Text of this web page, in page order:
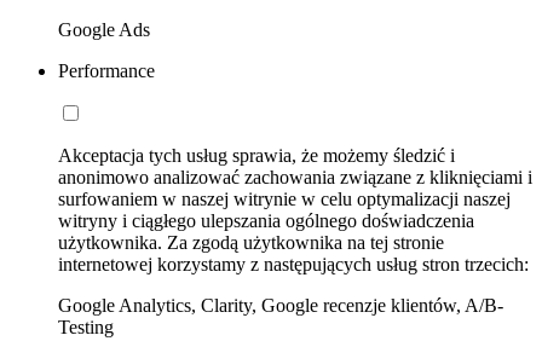
Google Ads
Performance
Akceptacja tych usług sprawia, że możemy śledzić i
anonimowo analizować zachowania związane z kliknięciami i
surfowaniem w naszej witrynie w celu optymalizacji naszej
witryny i ciągłego ulepszania ogólnego doświadczenia
użytkownika. Za zgodą użytkownika na tej stronie
internetowej korzystamy z następujących usług stron trzecich:
Google Analytics, Clarity, Google recenzje klientów, A/B-
Testing